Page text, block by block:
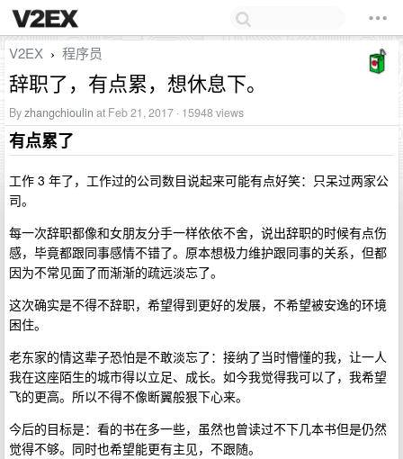
V2EX › 程序员
辞职了，有点累，想休息下。
Byzhangchioulin at Feb 21, 2017 · 15948 views
有点累了
工作 3 年了，工作过的公司数目说起来可能有点好笑：只呆过两家公
司。
每一次辞职都像和女朋友分手一样依依不舍，说出辞职的时候有点伤
感，毕竟都跟同事感情不错了。原本想极力维护跟同事的关系，但都
因为不常见面了而渐渐的疏远淡忘了。
这次确实是不得不辞职，希望得到更好的发展，不希望被安逸的环境
困住。
老东家的情这辈子恐怕是不敢淡忘了：接纳了当时懵懂的我，让一人
我在这座陌生的城市得以立足、成长。如今我觉得我可以了，我希望
飞的更高。所以不得不像断翼般狠下心来。
今后的目标是：看的书在多一些，虽然也曾读过不下几本书但是仍然
觉得不够。同时也希望能更有主见，不跟随。